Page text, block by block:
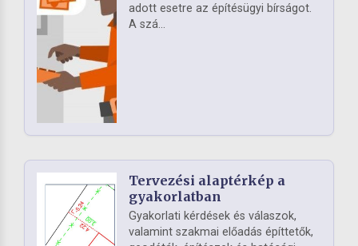
adott esetre az építésügyi bírságot.
A szá...
Tervezési alaptérkép a
gyakorlatban
Gyakorlati kérdések és válaszok,
valamint szakmai előadás építtetők,